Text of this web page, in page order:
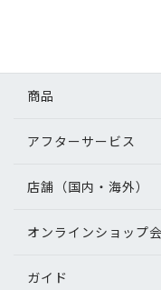
商品
アフターサービス
店舗（国内・海外）
オンラインショップ
ガイド